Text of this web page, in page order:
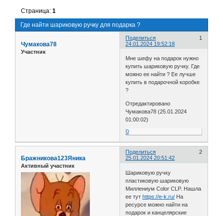
Где найти шариковую ручку для подарка ?
Страница:1
Поделиться
1
24.01.2024 19:52:18
Чумакова78
Участник
Мне шефу на подарок нужно
купить шариковую ручку. Где
можно ее найти ? Ее лучше
купить в подарочной коробке
?
Отредактировано
Чумакова78 (25.01.2024
01:00:02)
0
Поделиться
2
25.01.2024 20:51:42
Бражникова123Яника
Активный участник
Шариковую ручку
пластиковую шариковую
Миллениум Color CLP. Нашла
ее тутhttps://e-k.ru/ На
ресурсе можно найти на
подарок и канцелярские